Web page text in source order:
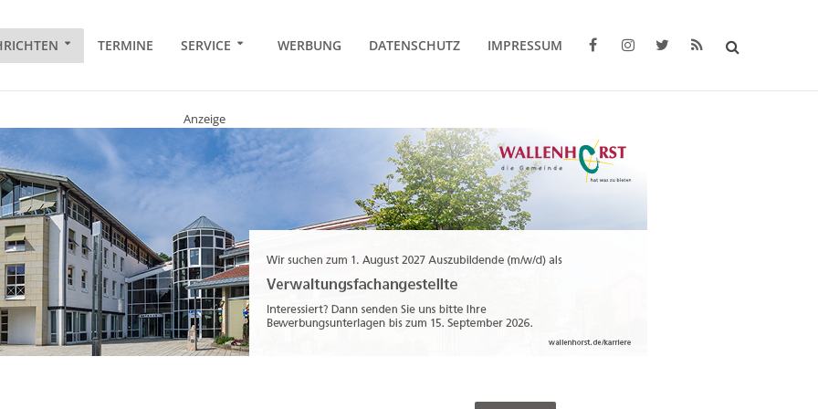
TERMINE SERVICE WERBUNG DATENSCHUTZ IMPRESSUM
Anzeige